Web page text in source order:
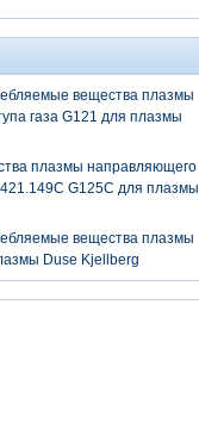
вещества плазмы
газа G121 для плазмы
плазмы направляющего
G125C для плазмы
вещества плазмы
Duse Kjellberg